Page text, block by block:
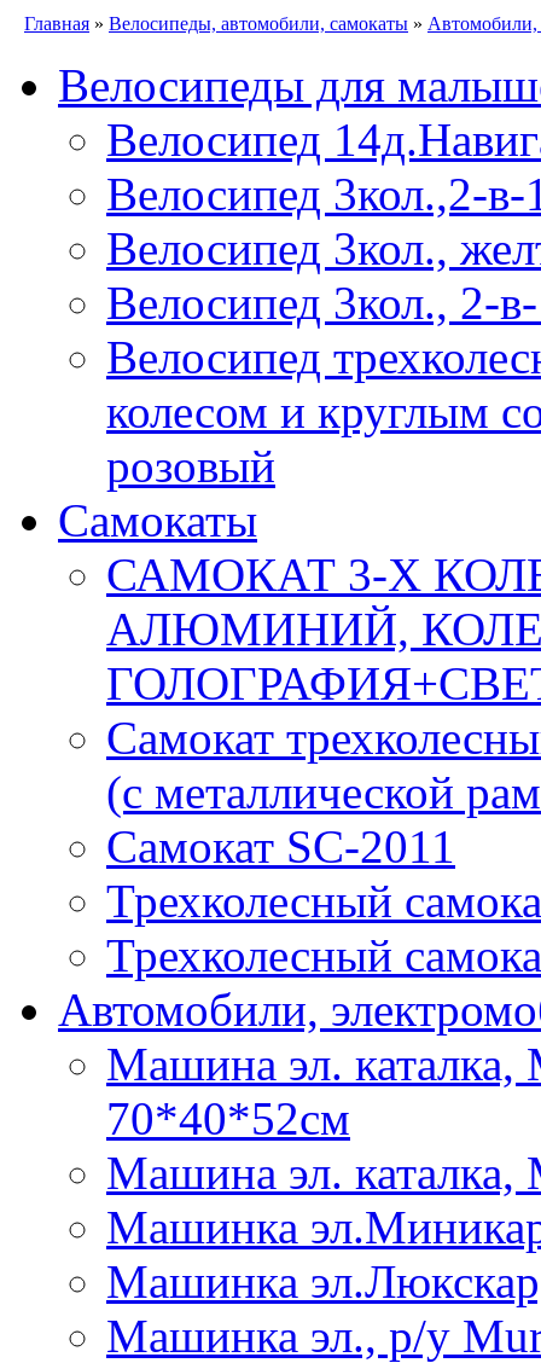
Главная » Велосипеды, автомобили, самокаты » Автомобили,
Велосипеды для
Велосипед
Велосипед 3кол.,2-в-
Велосипед 3кол.,
Велосипед 3кол., 2-
Велосипед
колесом и круглым
розовый
Самокаты
САМОКАТ 3-Х
АЛЮМИНИЙ,
Самокат
(с металлической
Самокат SC-2011
Трехколесный
Трехколесный
Автомобили,
Машина эл.
70*40*52см
Машина эл.
Машинка
Машинка
Машинка эл., р/у